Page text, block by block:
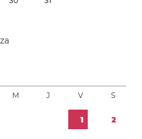
M J V S
1 2